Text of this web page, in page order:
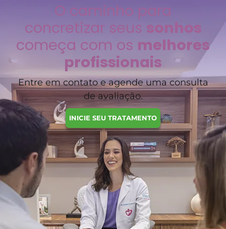
O caminho para
concretizar seus sonhos
começa com os melhores
profissionais
Entre em contato e agende uma consulta
de avaliação.
INICIE SEU TRATAMENTO